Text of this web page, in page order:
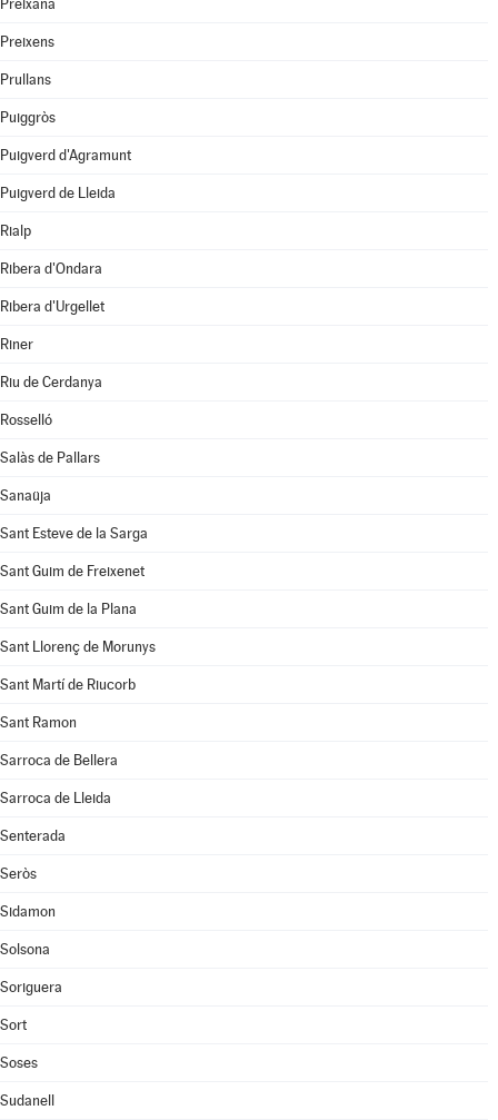
Preixana
Preixens
Prullans
Puiggròs
Puigverd d'Agramunt
Puigverd de Lleida
Rialp
Ribera d'Ondara
Ribera d'Urgellet
Riner
Riu de Cerdanya
Rosselló
Salàs de Pallars
Sanaüja
Sant Esteve de la Sarga
Sant Guim de Freixenet
Sant Guim de la Plana
Sant Llorenç de Morunys
Sant Martí de Riucorb
Sant Ramon
Sarroca de Bellera
Sarroca de Lleida
Senterada
Seròs
Sidamon
Solsona
Soriguera
Sort
Soses
Sudanell